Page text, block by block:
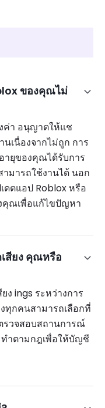
ของคุณไม่
ค่า อนุญาตให้แช
นเนื่องจากไม่ถูก การ
ายุของคุณได้รับการ
มารถใช้งานได้ นอก
ดตแอป Roblox หรือ
คุณเพื่อแก้ไขปัญหา
สียง คุณหรือ
ง ings ระหว่างการ
ทุกคนสามารถเลือกที่
รวจสอบสถานการณ์
ำตามกฎเพื่อให้บัญชี